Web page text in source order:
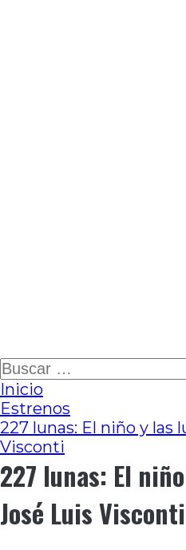
Ir
al
contenido
Buscar:
Inicio
Estrenos
227 lunas: El niño y las
Visconti
227 lunas: El
José Luis Visconti